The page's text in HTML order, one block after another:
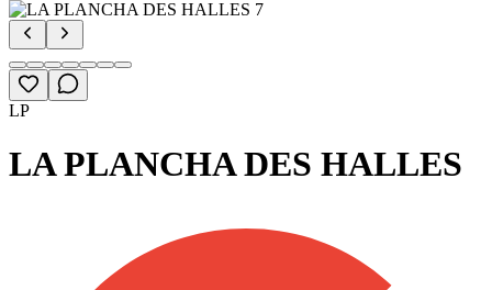
LP
LA PLANCHA DES HALLES